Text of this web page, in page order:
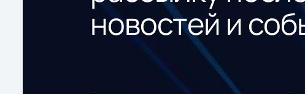
новостей и